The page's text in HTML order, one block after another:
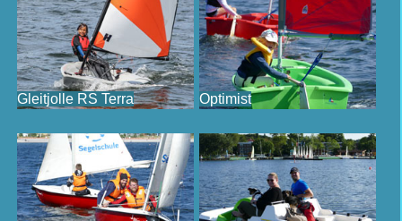
Gleitjolle RS Terra Optimist